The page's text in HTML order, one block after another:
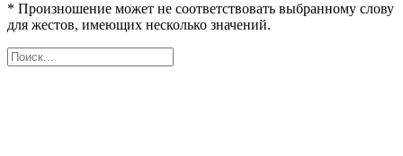
* Произношение может не соответствовать выбранному слову
для жестов, имеющих несколько значений.